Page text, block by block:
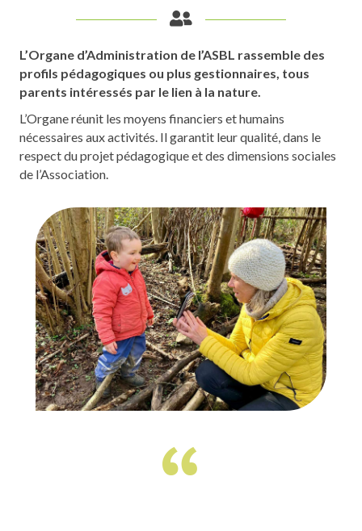
L’Organe d’Administration de l’ASBL rassemble des
profils pédagogiques ou plus gestionnaires, tous
parents intéressés par le lien à la nature.
L’Organe réunit les moyens financiers et humains
nécessaires aux activités. Il garantit leur qualité, dans le
respect du projet pédagogique et des dimensions sociales
de l’Association.